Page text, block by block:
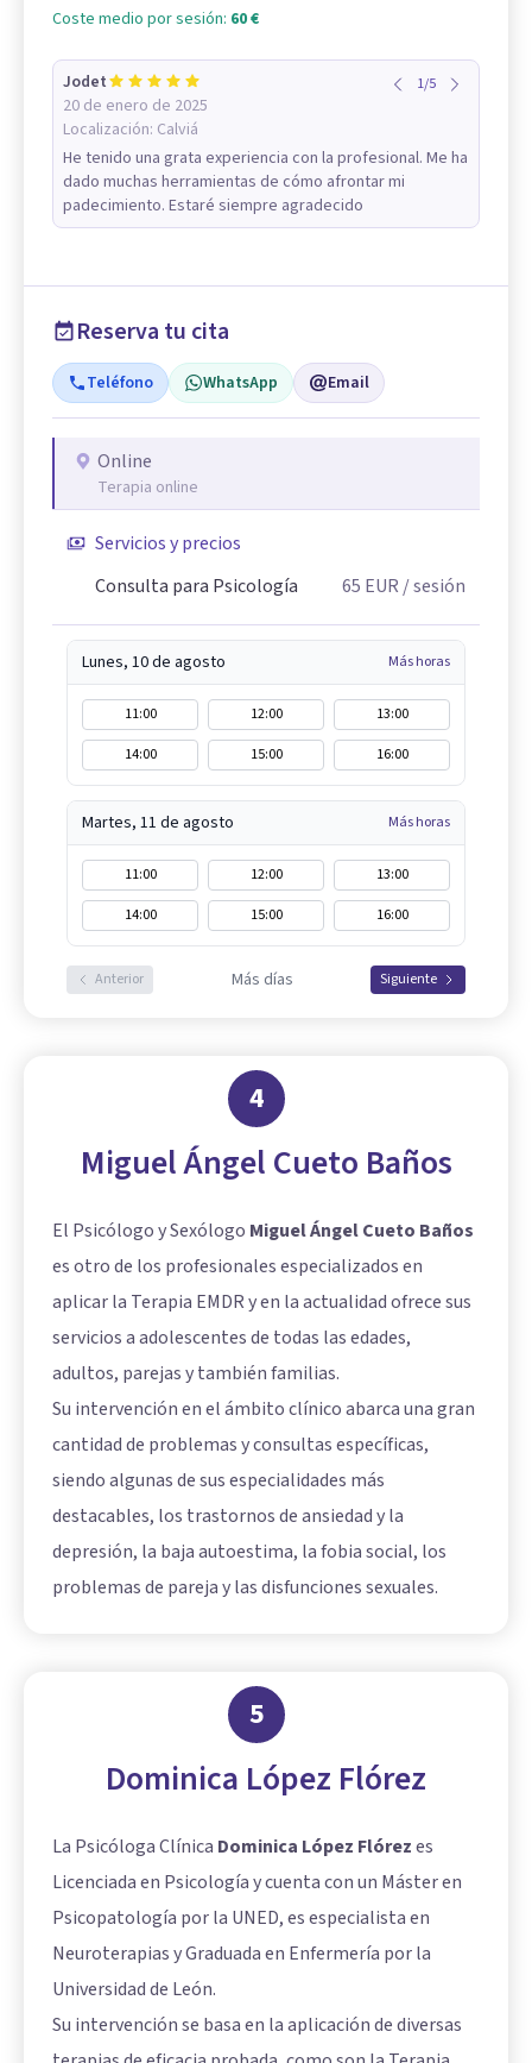
Coste medio por sesión: 60 €
Jodet
20 de enero de 2025
Localización: Calviá
1/5
He tenido una grata experiencia con la profesional. Me ha
dado muchas herramientas de cómo afrontar mi
padecimiento. Estaré siempre agradecido
Reserva tu cita
Teléfono WhatsApp Email
Online
Terapia online
Servicios y precios
Consulta para Psicología
65 EUR / sesión
Lunes, 10 de agosto Más horas
11:00 12:00
13:00
14:00
15:00 16:00
Martes, 11 de agosto Más horas
11:00 12:00
13:00
14:00
15:00 16:00
Anterior Más días Siguiente
4
Miguel Ángel Cueto Baños
El Psicólogo y Sexólogo Miguel Ángel Cueto Baños
es otro de los profesionales especializados en
aplicar la Terapia EMDR y en la actualidad ofrece sus
servicios a adolescentes de todas las edades,
adultos, parejas y también familias.
Su intervención en el ámbito clínico abarca una gran
cantidad de problemas y consultas específicas,
siendo algunas de sus especialidades más
destacables, los trastornos de ansiedad y la
depresión, la baja autoestima, la fobia social, los
problemas de pareja y las disfunciones sexuales.
5
Dominica López Flórez
La Psicóloga Clínica Dominica López Flórezes
Licenciada en Psicología y cuenta con un Máster en
Psicopatología por la UNED, es especialista en
Neuroterapias y Graduada en Enfermería por la
Universidad de León.
Su intervención se basa en la aplicación de diversas